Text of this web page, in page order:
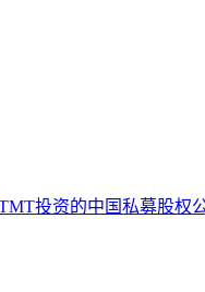
投资的中国私募股